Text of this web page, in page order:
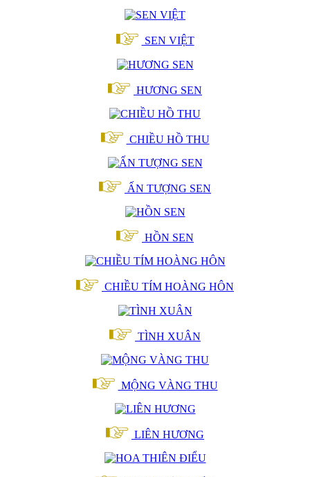
SEN VIỆT
HƯƠNG SEN
CHIỀU HỒ THU
ẤN TƯỢNG SEN
HỒN SEN
CHIỀU TÍM HOÀNG HÔN
TÌNH XUÂN
MỘNG VÀNG THU
LIÊN HƯƠNG